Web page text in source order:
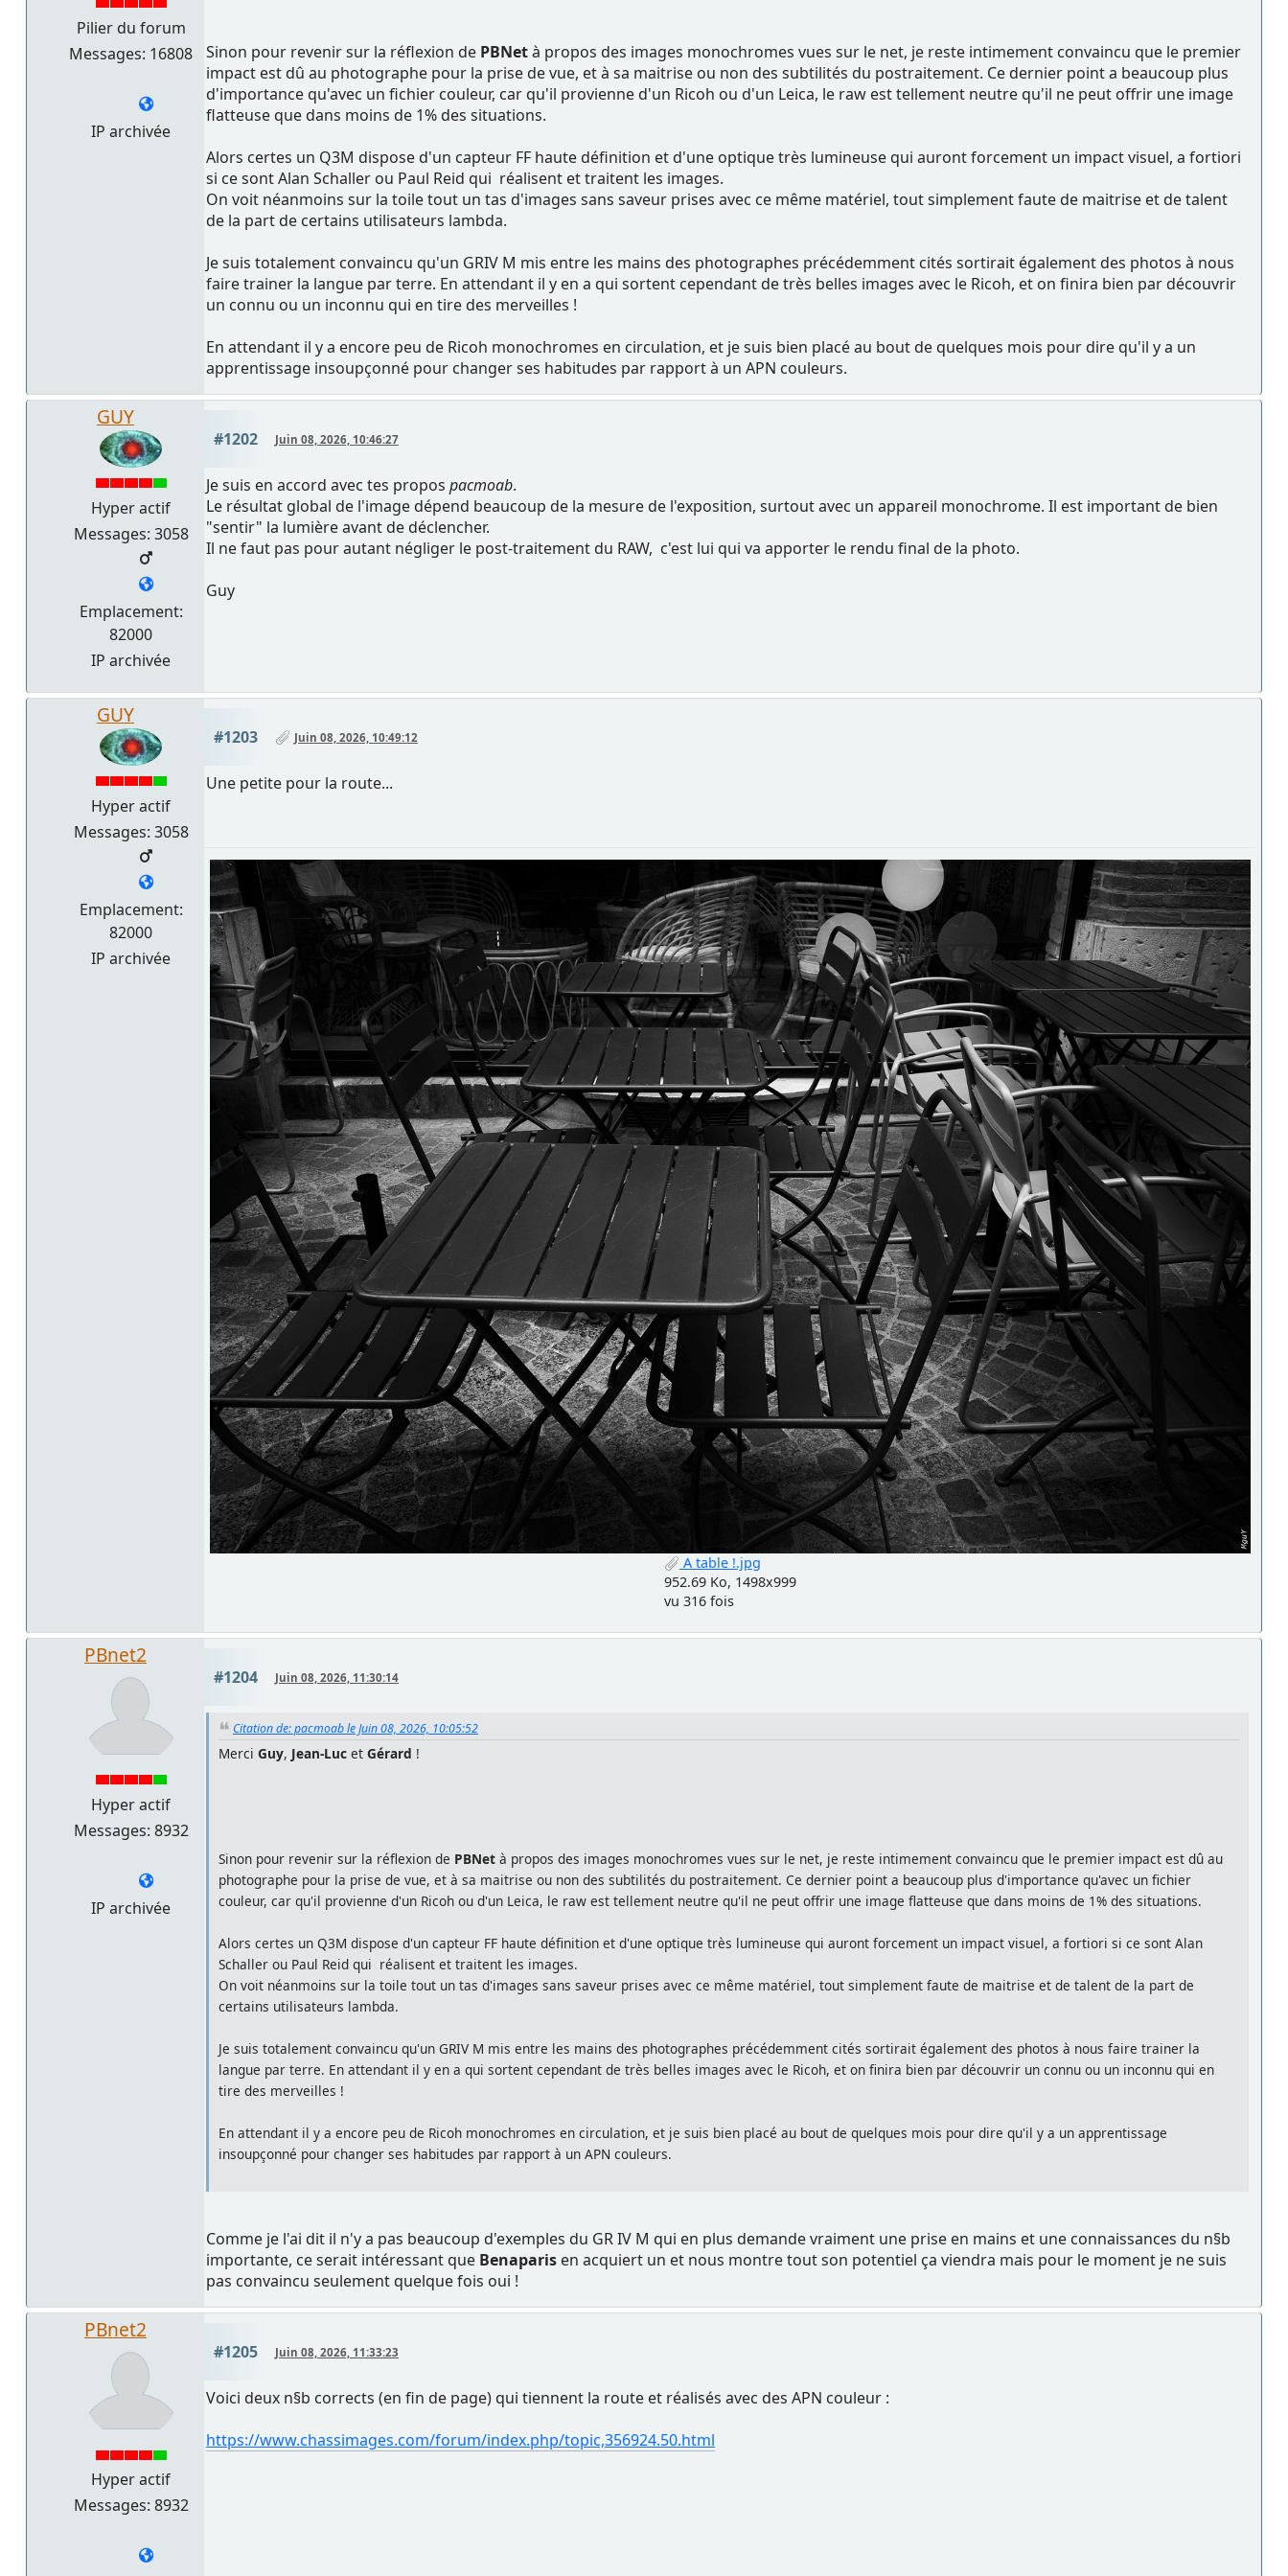
Pilier du forum
Messages: 16808
IP archivée
Sinon pour revenir sur la réflexion de PBNetà propos des images monochromes vues sur le net, je reste intimement convaincu que le premier
impact est dû au photographe pour la prise de vue, et à sa maitrise ou non des subtilités du postraitement. Ce dernier point a beaucoup plus
d'importance qu'avec un fichier couleur, car qu'il provienne d'un Ricoh ou d'un Leica, le raw est tellement neutre qu'il ne peut offrir une image
flatteuse que dans moins de 1% des situations.
Alors certes un Q3M dispose d'un capteur FF haute définition et d'une optique très lumineuse qui auront forcement un impact visuel, a fortiori
si ce sont Alan Schaller ou Paul Reid qui réalisent et traitent les images.
On voit néanmoins sur la toile tout un tas d'images sans saveur prises avec ce même matériel, tout simplement faute de maitrise et de talent
de la part de certains utilisateurs lambda.
Je suis totalement convaincu qu'un GRIV M mis entre les mains des photographes précédemment cités sortirait également des photos à nous
faire trainer la langue par terre. En attendant il y en a qui sortent cependant de très belles images avec le Ricoh, et on finira bien par découvrir
un connu ou un inconnu qui en tire des merveilles !
En attendant il y a encore peu de Ricoh monochromes en circulation, et je suis bien placé au bout de quelques mois pour dire qu'il y a un
apprentissage insoupçonné pour changer ses habitudes par rapport à un APN couleurs.
GUY
Hyper actif
Messages: 3058
Emplacement:
82000
IP archivée
#1202 Juin 08, 2026, 10:46:27
Je suis en accord avec tes propos pacmoab.
Le résultat global de l'image dépend beaucoup de la mesure de l'exposition, surtout avec un appareil monochrome. Il est important de bien
"sentir" la lumière avant de déclencher.
Il ne faut pas pour autant négliger le post-traitement du RAW, c'est lui qui va apporter le rendu final de la photo.
Guy
GUY
Hyper actif
Messages: 3058
Emplacement:
82000
IP archivée
#1203 Juin 08, 2026, 10:49:12
Une petite pour la route...
A table !.jpg
952.69 Ko, 1498x999
vu 316 fois
PBnet2
Hyper actif
Messages: 8932
IP archivée
#1204 Juin 08, 2026, 11:30:14
Citation de: pacmoab le Juin 08, 2026, 10:05:52
Merci Guy, Jean-Luc et Gérard !
Sinon pour revenir sur la réflexion de PBNet à propos des images monochromes vues sur le net, je reste intimement convaincu que le premier impact est dû au
photographe pour la prise de vue, et à sa maitrise ou non des subtilités du postraitement. Ce dernier point a beaucoup plus d'importance qu'avec un fichier
couleur, car qu'il provienne d'un Ricoh ou d'un Leica, le raw est tellement neutre qu'il ne peut offrir une image flatteuse que dans moins de 1% des situations.
Alors certes un Q3M dispose d'un capteur FF haute définition et d'une optique très lumineuse qui auront forcement un impact visuel, a fortiori si ce sont Alan
Schaller ou Paul Reid qui réalisent et traitent les images.
On voit néanmoins sur la toile tout un tas d'images sans saveur prises avec ce même matériel, tout simplement faute de maitrise et de talent de la part de
certains utilisateurs lambda.
Je suis totalement convaincu qu'un GRIV M mis entre les mains des photographes précédemment cités sortirait également des photos à nous faire trainer la
langue par terre. En attendant il y en a qui sortent cependant de très belles images avec le Ricoh, et on finira bien par découvrir un connu ou un inconnu qui en
tire des merveilles !
En attendant il y a encore peu de Ricoh monochromes en circulation, et je suis bien placé au bout de quelques mois pour dire qu'il y a un apprentissage
insoupçonné pour changer ses habitudes par rapport à un APN couleurs.
Comme je l'ai dit il n'y a pas beaucoup d'exemples du GR IV M qui en plus demande vraiment une prise en mains et une connaissances du n§b
importante, ce serait intéressant que Benaparis en acquiert un et nous montre tout son potentiel ça viendra mais pour le moment je ne suis
pas convaincu seulement quelque fois oui !
PBnet2
Hyper actif
Messages: 8932
#1205 Juin 08, 2026, 11:33:23
Voici deux n§b corrects (en fin de page) qui tiennent la route et réalisés avec des APN couleur :
https://www.chassimages.com/forum/index.php/topic,356924.50.html